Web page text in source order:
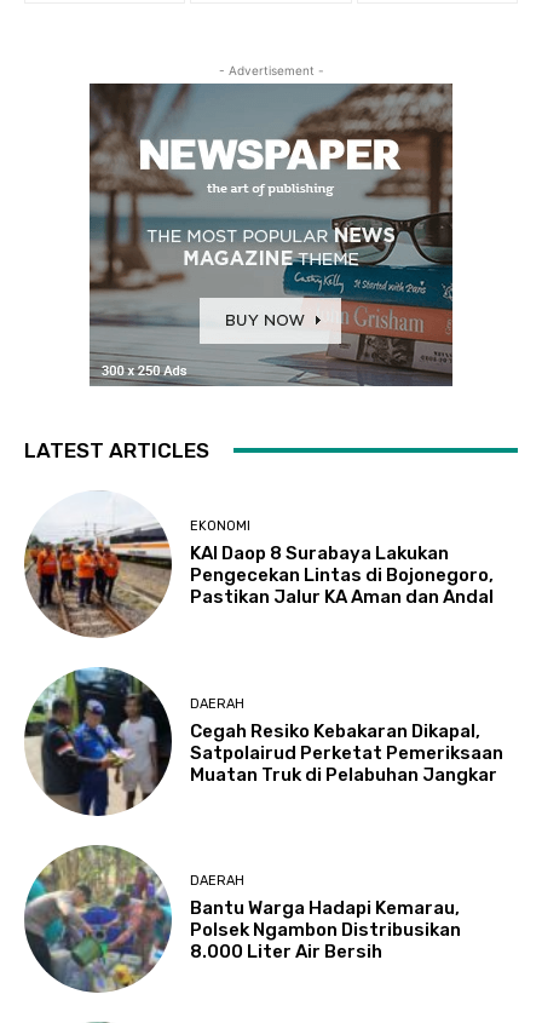
- Advertisement -
LATEST ARTICLES
EKONOMI
KAI Daop 8 Surabaya Lakukan
Pengecekan Lintas di Bojonegoro,
Pastikan Jalur KA Aman dan Andal
DAERAH
Cegah Resiko Kebakaran Dikapal,
Satpolairud Perketat Pemeriksaan
Muatan Truk di Pelabuhan Jangkar
DAERAH
Bantu Warga Hadapi Kemarau,
Polsek Ngambon Distribusikan
8.000 Liter Air Bersih